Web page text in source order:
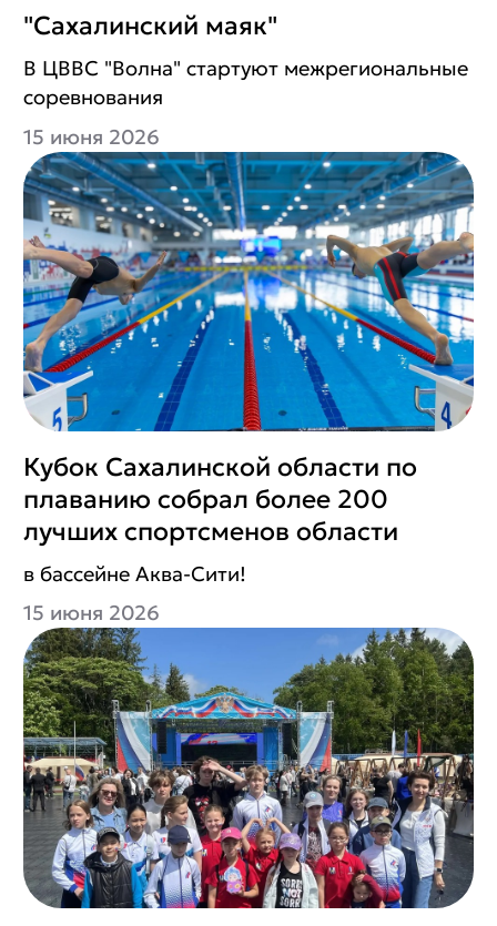
"Сахалинский маяк"
В ЦВВС "Волна" стартуют межрегиональные
соревнования
15 июня 2026
Кубок Сахалинской области по
плаванию собрал более 200
лучших спортсменов области
в бассейне Аква-Сити!
15 июня 2026